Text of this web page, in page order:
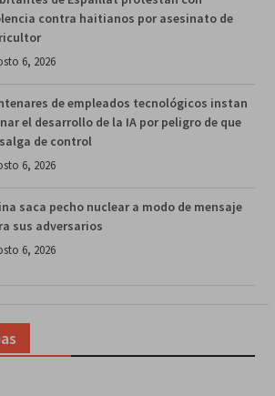
contra haitianos por asesinato de
6, 2026
de empleados tecnológicos instan
el desarrollo de la IA por peligro de que
de control
6, 2026
saca pecho nuclear a modo de mensaje
sus adversarios
6, 2026